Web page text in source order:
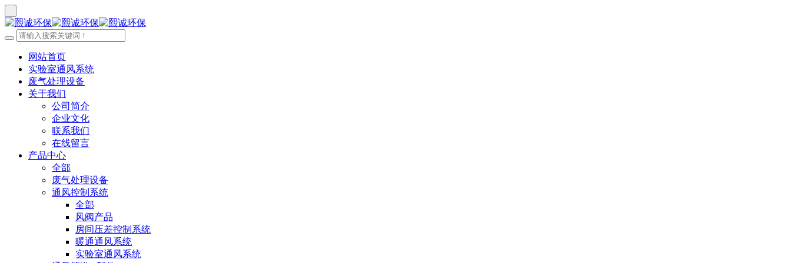
网站首页
实验室通风系统
废气处理设备
关于我们
公司简介
企业文化
联系我们
在线留言
产品中心
全部
废气处理设备
通风控制系统
全部
风阀产品
房间压差控制系统
暖通通风系统
实验室通风系统